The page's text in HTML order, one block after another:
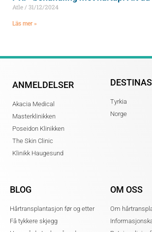
Atle 31/12/2024
Läs mer »
ANMELDELSER
Akacia Medical
Masterklinikken
Poseidon Klinikken
The Skin Clinic
Klinikk Haugesund
Tyrkia
Norge
BLOG
Hårtransplantasjon før og etter
Få tykkere skjegg
OM OSS
Om